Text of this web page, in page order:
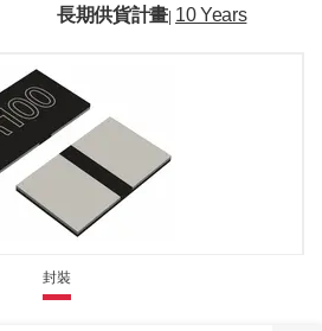
長期供貨計畫 10 Years
封裝